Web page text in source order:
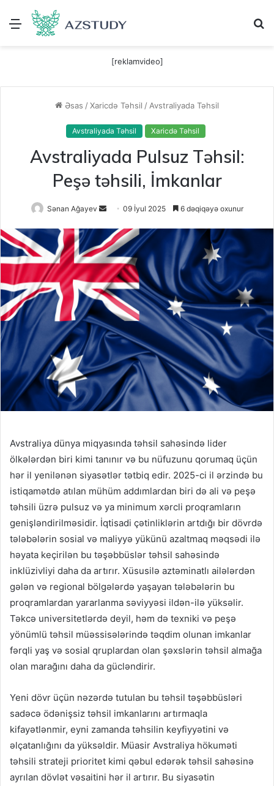
Menu
[reklamvideo]
Əsas /Xaricdə Təhsil /Avstraliyada Təhsil
Avstraliyada Təhsil Xaricdə Təhsil
Avstraliyada Pulsuz Təhsil:
Peşə təhsili, İmkanlar
Sənan Ağayev
Send
email
09 İyul 2025 6 dəqiqəyə oxunur
Avstraliya dünya miqyasında təhsil sahəsində lider
ölkələrdən biri kimi tanınır və bu nüfuzunu qorumaq üçün
hər il yenilənən siyasətlər tətbiq edir. 2025-ci il ərzində bu
istiqamətdə atılan mühüm addımlardan biri də ali və peşə
təhsili üzrə pulsuz və ya minimum xərcli proqramların
genişləndirilməsidir. İqtisadi çətinliklərin artdığı bir dövrdə
tələbələrin sosial və maliyyə yükünü azaltmaq məqsədi ilə
həyata keçirilən bu təşəbbüslər təhsil sahəsində
inklüzivliyi daha da artırır. Xüsusilə aztəminatlı ailələrdən
gələn və regional bölgələrdə yaşayan tələbələrin bu
proqramlardan yararlanma səviyyəsi ildən-ilə yüksəlir.
Təkcə universitetlərdə deyil, həm də texniki və peşə
yönümlü təhsil müəssisələrində təqdim olunan imkanlar
fərqli yaş və sosial qruplardan olan şəxslərin təhsil almağa
olan marağını daha da gücləndirir.
Yeni dövr üçün nəzərdə tutulan bu təhsil təşəbbüsləri
sadəcə ödənişsiz təhsil imkanlarını artırmaqla
kifayətlənmir, eyni zamanda təhsilin keyfiyyətini və
əlçatanlığını da yüksəldir. Müasir Avstraliya hökuməti
təhsili strateji prioritet kimi qəbul edərək təhsil sahəsinə
ayrılan dövlət vəsaitini hər il artırır. Bu siyasətin